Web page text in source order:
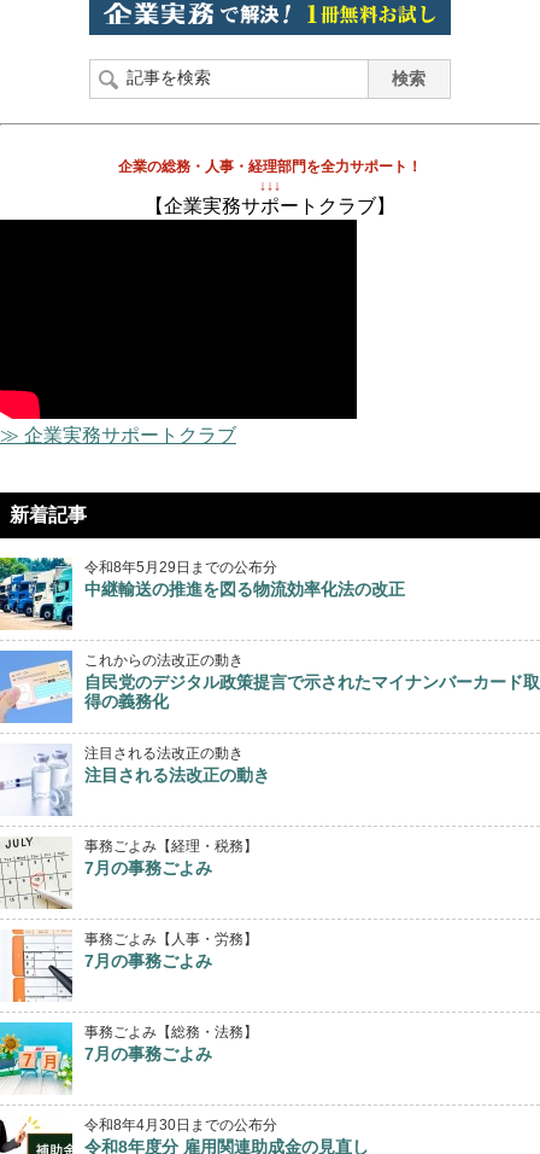
企業の総務・人事・経理部門を全力サポート！
↓↓↓
【企業実務サポートクラブ】
≫ 企業実務サポートクラブ
新着記事
令和8年5月29日までの公布分
中継輸送の推進を図る物流効率化法の改正
これからの法改正の動き
自民党のデジタル政策提言で示されたマイナンバーカード取
得の義務化
注目される法改正の動き
注目される法改正の動き
事務ごよみ【経理・税務】
7月の事務ごよみ
事務ごよみ【人事・労務】
7月の事務ごよみ
事務ごよみ【総務・法務】
7月の事務ごよみ
令和8年4月30日までの公布分
令和8年度分 雇用関連助成金の見直し